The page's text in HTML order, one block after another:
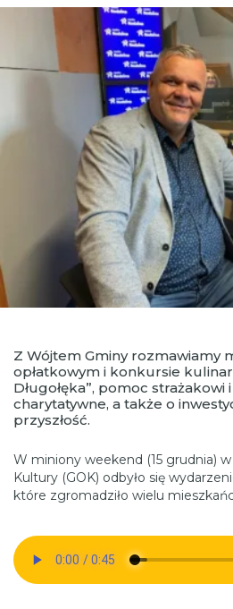
Z Wójtem Gminy rozmawiamy
opłatkowym i konkursie
Długołęka”, pomoc strażakowi
charytatywne, a także o
przyszłość.
W miniony weekend (15 grudnia)
Kultury (GOK) odbyło się
które zgromadziło wielu